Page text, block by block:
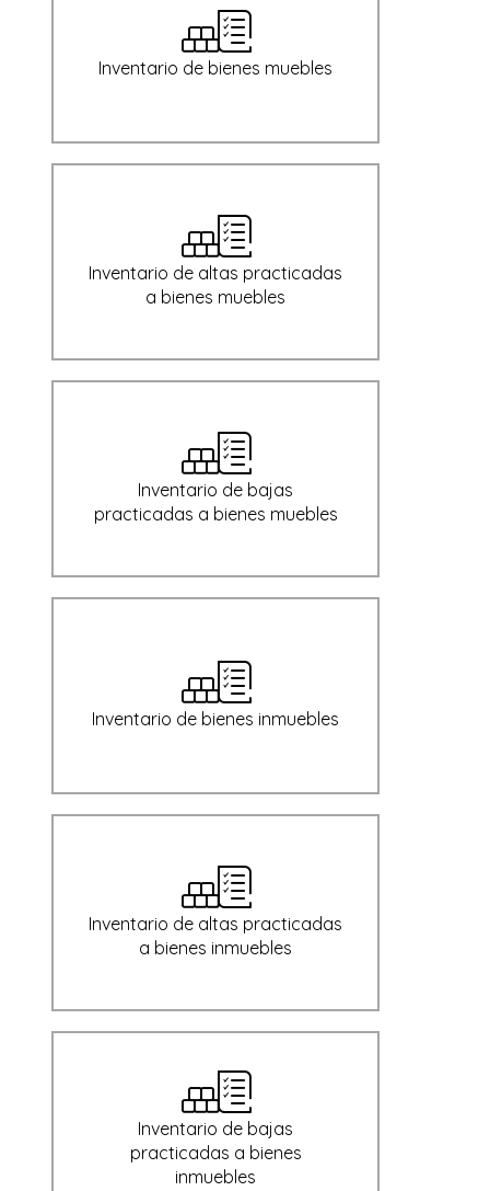
Inventario de bienes muebles
Inventario de altas practicadas
a bienes muebles
Inventario de bajas
practicadas a bienes muebles
Inventario de bienes inmuebles
Inventario de altas practicadas
a bienes inmuebles
Inventario de bajas
practicadas a bienes
inmuebles